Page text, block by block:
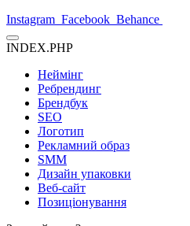
Instagram Facebook Behance
INDEX.PHP
Неймінг
Ребрендинг
Брендбук
SEO
Логотип
Рекламний образ
SMM
Дизайн упаковки
Веб-сайт
Позиціонування